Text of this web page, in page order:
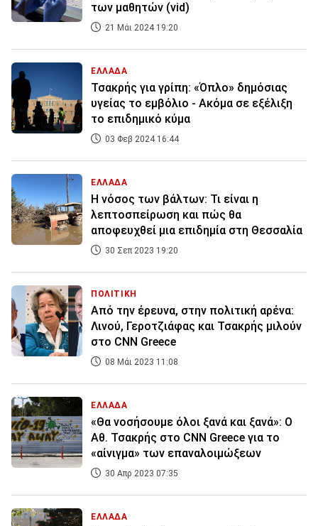
των μαθητών (vid)
21 Μάι 2024 19:20
ΕΛΛΑΔΑ
Τσακρής για γρίπη: «Όπλο» δημόσιας
υγείας το εμβόλιο - Ακόμα σε εξέλιξη
το επιδημικό κύμα
03 Φεβ 2024 16:44
ΕΛΛΑΔΑ
Η νόσος των βάλτων: Τι είναι η
λεπτοσπείρωση και πώς θα
αποφευχθεί μια επιδημία στη Θεσσαλία
30 Σεπ 2023 19:20
ΠΟΛΙΤΙΚΗ
Από την έρευνα, στην πολιτική αρένα:
Λινού, Γεροτζιάφας και Τσακρής μιλούν
στο CNN Greece
08 Μάι 2023 11:08
ΕΛΛΑΔΑ
«Θα νοσήσουμε όλοι ξανά και ξανά»: Ο
Αθ. Τσακρής στο CNN Greece για το
«αίνιγμα» των επαναλοιμώξεων
30 Απρ 2023 07:35
ΕΛΛΑΔΑ